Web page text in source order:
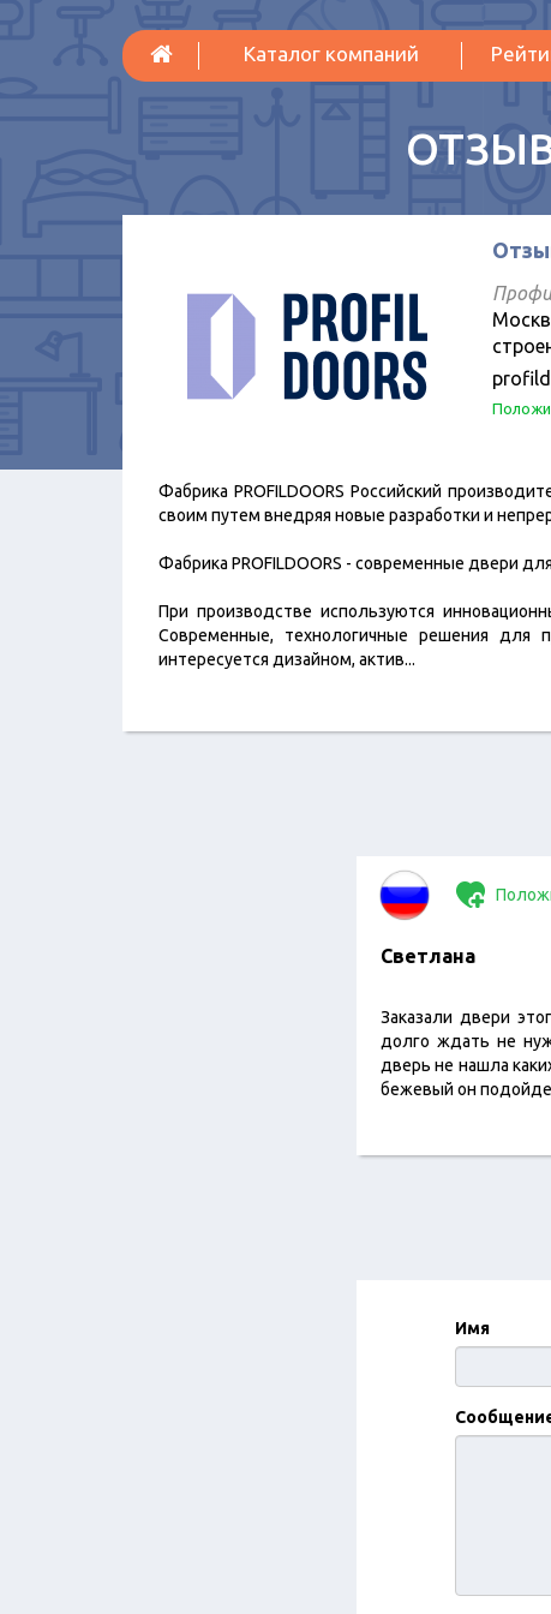
Каталог компаний
Фабрика PROFILDOORS Российский
своим путем внедряя новые разработки и
Фабрика PROFILDOORS - современные двери
При производстве используются
Cовременные, технологичные решения для
интересуется дизайном, актив...
Светлана
Заказали двери
долго ждать не
дверь не нашла
бежевый он
Имя